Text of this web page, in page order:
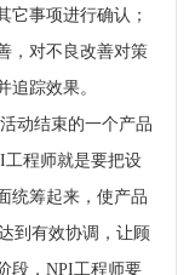
它事项进行确认；
，对不良改善对策
追踪效果。
动结束的一个产品
工程师就是要把设
统筹起来，使产品
到有效协调，让顾
段， NPI工程师要